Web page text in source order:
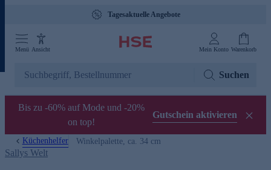
Tagesaktuelle Angebote
Menü Ansicht Mein Konto Warenkorb
Suchen
Bis zu -60% auf Mode und -20%
on top!
Gutschein aktivieren
Küchenhelfer Winkelpalette, ca. 34 cm
Sallys Welt